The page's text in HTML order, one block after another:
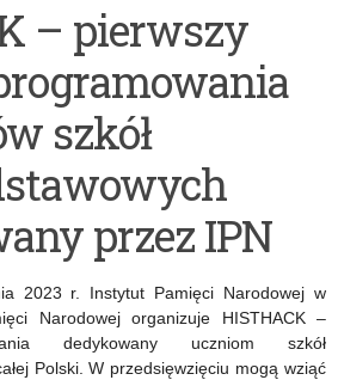
– pierwszy
szkół
przez IPN
2023 r. Instytut Pamięci Narodowej w
Narodowej organizuje HISTHACK –
dedykowany uczniom szkół
Polski. W przedsięwzięciu mogą wziąć